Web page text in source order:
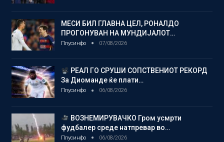
МЕСИ БИЛ ГЛАВНА ЦЕЛ, РОНАЛДО
ПРОГОНУВАН НА МУНДИЈАЛОТ…
Плусинфо 07/08/2026
РЕАЛ ГО СРУШИ СОПСТВЕНИОТ РЕКОРД
За Диоманде ќе плати…
Плусинфо 06/08/2026
ВОЗНЕМИРУВАЧКО Гром усмрти
фудбалер среде натпревар во…
Плусинфо 06/08/2026